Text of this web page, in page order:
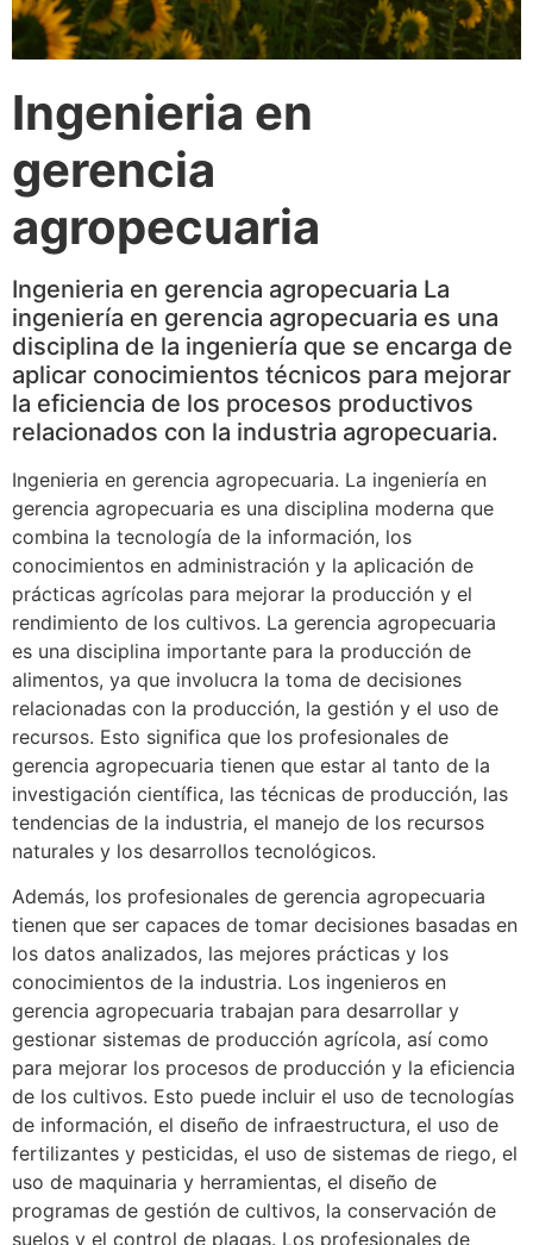
Ingenieria en
gerencia
agropecuaria
Ingenieria en gerencia agropecuaria La
ingeniería en gerencia agropecuaria es una
disciplina de la ingeniería que se encarga de
aplicar conocimientos técnicos para mejorar
la eficiencia de los procesos productivos
relacionados con la industria agropecuaria.
Ingenieria en gerencia agropecuaria. La ingeniería en
gerencia agropecuaria es una disciplina moderna que
combina la tecnología de la información, los
conocimientos en administración y la aplicación de
prácticas agrícolas para mejorar la producción y el
rendimiento de los cultivos. La gerencia agropecuaria
es una disciplina importante para la producción de
alimentos, ya que involucra la toma de decisiones
relacionadas con la producción, la gestión y el uso de
recursos. Esto significa que los profesionales de
gerencia agropecuaria tienen que estar al tanto de la
investigación científica, las técnicas de producción, las
tendencias de la industria, el manejo de los recursos
naturales y los desarrollos tecnológicos.
Además, los profesionales de gerencia agropecuaria
tienen que ser capaces de tomar decisiones basadas en
los datos analizados, las mejores prácticas y los
conocimientos de la industria. Los ingenieros en
gerencia agropecuaria trabajan para desarrollar y
gestionar sistemas de producción agrícola, así como
para mejorar los procesos de producción y la eficiencia
de los cultivos. Esto puede incluir el uso de tecnologías
de información, el diseño de infraestructura, el uso de
fertilizantes y pesticidas, el uso de sistemas de riego, el
uso de maquinaria y herramientas, el diseño de
programas de gestión de cultivos, la conservación de
suelos y el control de plagas. Los profesionales de